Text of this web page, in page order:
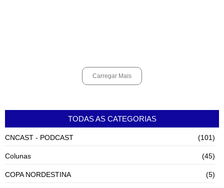
Carregar Mais
TODAS AS CATEGORIAS
CNCAST - PODCAST (101)
Colunas (45)
COPA NORDESTINA (5)